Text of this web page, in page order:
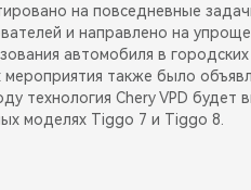
на повседневные
и направлено на
автомобиля в городских
мероприятия также было
технология Chery VPD будет
моделях Tiggo 7 и Tiggo 8.